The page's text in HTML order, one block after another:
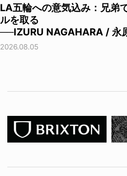
LA五輪への意気込み：兄弟
ルを取る
──IZURU NAGAHARA / 永
2026.08.05